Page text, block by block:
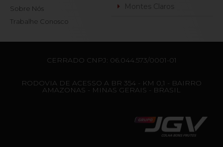
Sobre Nós
Trabalhe Conosco
Montes Claros
CERRADO CNPJ: 06.044.573/0001-01
RODOVIA DE ACESSO A BR 354 - KM 0,1 - BAIRRO
AMAZONAS - MINAS GERAIS - BRASIL